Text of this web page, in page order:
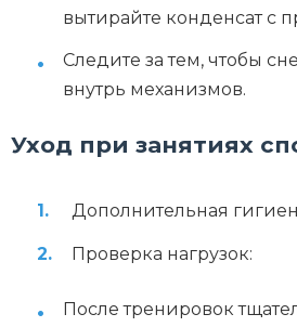
вытирайте конденсат с
Следите за тем, чтобы
внутрь механизмов.
Уход при занятиях
Дополнительная
Проверка нагрузок:
После тренировок